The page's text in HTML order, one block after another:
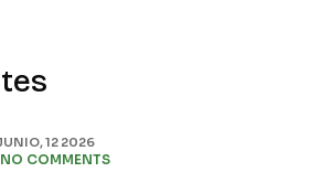
12 2026
NO COMMENTS